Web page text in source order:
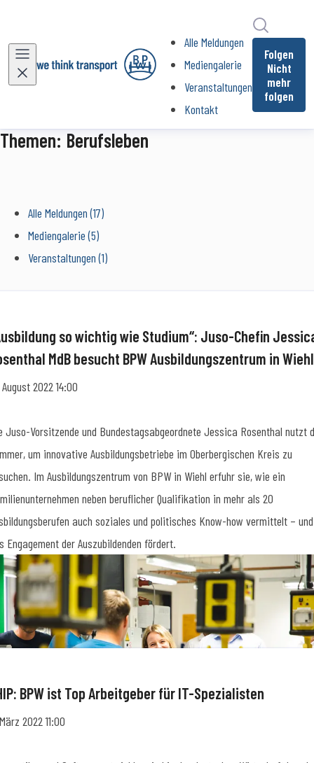
Alle Meldungen
Mediengalerie
Veranstaltungen
Kontakt
Folgen
Nicht
mehr
folgen
Themen: Berufsleben
Alle Meldungen (17)
Mediengalerie (5)
Veranstaltungen (1)
so wichtig wie Studium“: Juso-Chefin
MdB besucht BPW Ausbildungszentrum in Wiehl
August 2022 14:00
Juso-Vorsitzende und Bundestagsabgeordnete Jessica Rosenthal nutzt
um innovative Ausbildungsbetriebe im Oberbergischen Kreis zu
Im Ausbildungszentrum von BPW in Wiehl erfuhr sie, wie ein
neben beruflicher Qualifikation in mehr als 20
auch soziales und politisches Know-how vermittelt – und
Engagement der Auszubildenden fördert.
BPW ist Top Arbeitgeber für IT-Spezialisten
2022 11:00